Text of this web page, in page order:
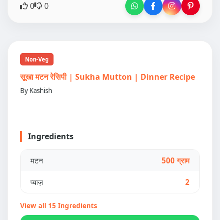
0 0
Non-Veg
सूखा मटन रेसिपी | Sukha Mutton | Dinner Recipe
By Kashish
Ingredients
मटन 500 ग्राम
प्याज़ 2
View all 15 Ingredients